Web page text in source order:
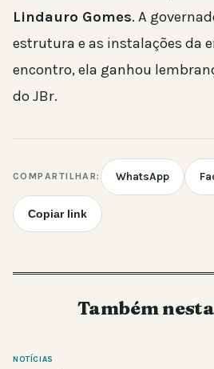
Lindauro Gomes. A
estrutura e as instalações da
encontro, ela ganhou
do JBr.
COMPARTILHAR: WhatsApp
Copiar link
Também
NOTÍCIAS